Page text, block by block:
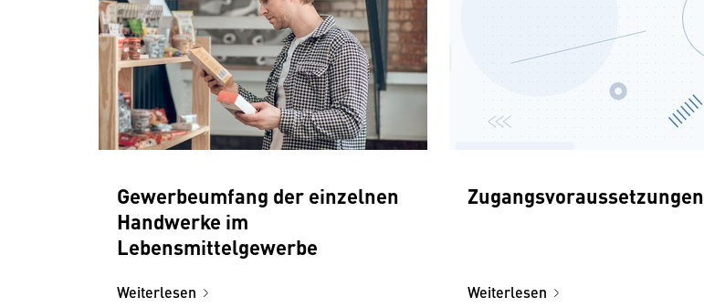
Gewerbeumfang der einzelnen
Handwerke im
Lebensmittelgewerbe
Weiterlesen
Zugangsvoraussetzungen
Weiterlesen